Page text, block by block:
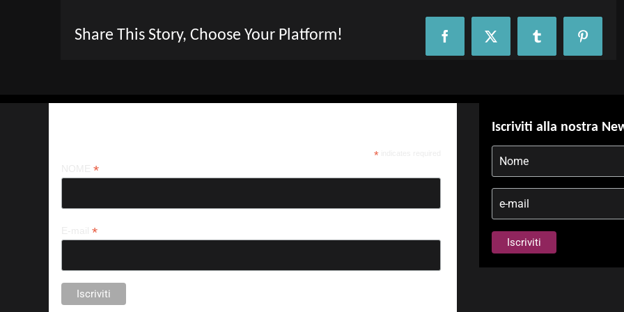
Share This Story, Choose Your Platform! FacebookX Tumblr Pinterest
*
*
*
Iscriviti alla nostra